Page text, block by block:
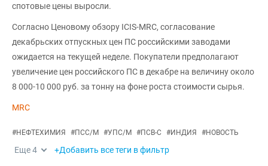
спотовые цены выросли.
Согласно Ценовому обзору ICIS-MRC, согласование
декабрьских отпускных цен ПС российскими заводами
ожидается на текущей неделе. Покупатели предполагают
увеличение цен российского ПС в декабре на величину около
8 000-10 000 руб. за тонну на фоне роста стоимости сырья.
MRC
#НЕФТЕХИМИЯ #ПСС/М #УПС/М #ПСВ-С #ИНДИЯ #НОВОСТЬ
Еще4 +Добавить все теги в фильтр